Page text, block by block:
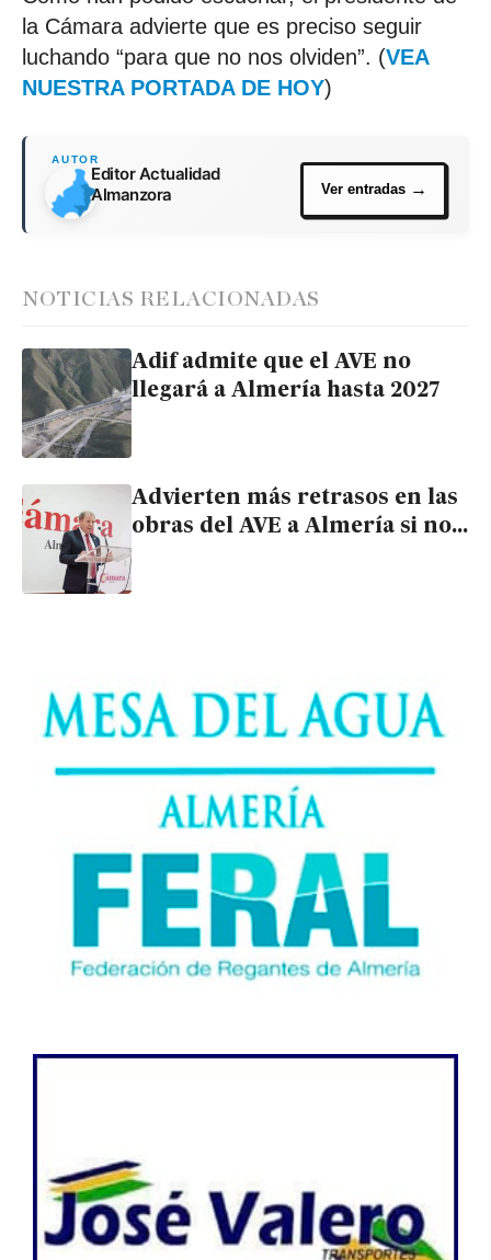
la Cámara advierte que es preciso seguir
luchando “para que no nos olviden”. (VEA
NUESTRA PORTADA DE HOY)
Editor Actualidad
Almanzora
NOTICIAS RELACIONADAS
Adif admite que el AVE no
llegará a Almería hasta 2027
Advierten más retrasos en las
obras del AVE a Almería si no